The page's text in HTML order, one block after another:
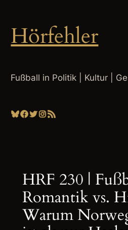
springen
Hörfehler
Fußball in Politik | Kultur |
Bluesky
Facebook
Twitter
Instagram
RSS-Feed
HRF 230 |
Romantik vs.
Warum